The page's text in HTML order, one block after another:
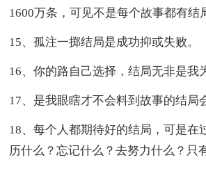
1600万条，可见不是每个故事都有结
15、孤注一掷结局是成功抑或失败。
16、你的路自己选择，结局无非是我
17、是我眼瞎才不会料到故事的结局
18、每个人都期待好的结局，可是在
历什么？忘记什么？去努力什么？只